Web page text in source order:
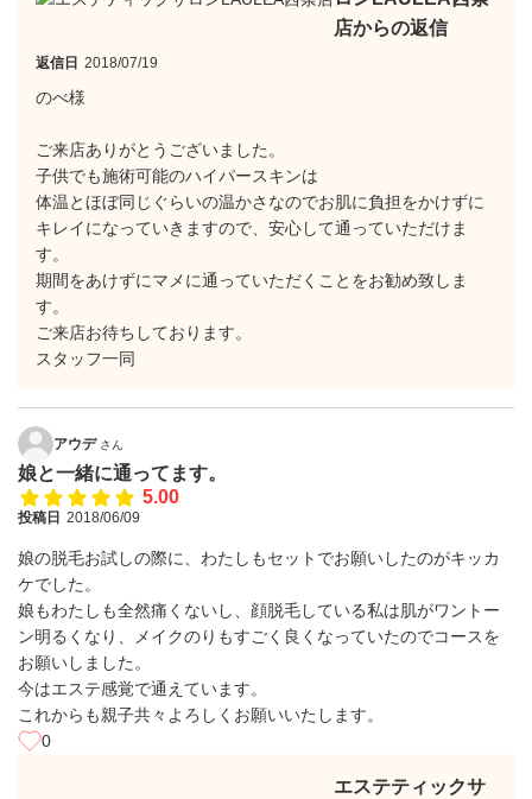
店からの返信
返信日 2018/07/19
のべ様
ご来店ありがとうございました。
子供でも施術可能のハイパースキンは
体温とほぼ同じぐらいの温かさなのでお肌に負担をかけずに
キレイになっていきますので、安心して通っていただけま
す。
期間をあけずにマメに通っていただくことをお勧め致しま
す。
ご来店お待ちしております。
スタッフ一同
アウデ さん
娘と一緒に通ってます。
5.00
投稿日 2018/06/09
娘の脱毛お試しの際に、わたしもセットでお願いしたのがキッカ
ケでした。
娘もわたしも全然痛くないし、顔脱毛している私は肌がワントー
ン明るくなり、メイクのりもすごく良くなっていたのでコースを
お願いしました。
今はエステ感覚で通えています。
これからも親子共々よろしくお願いいたします。
0
エステティックサ